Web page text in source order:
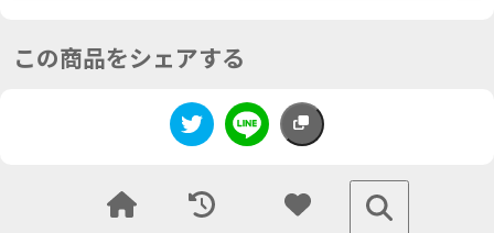
この商品をシェアする